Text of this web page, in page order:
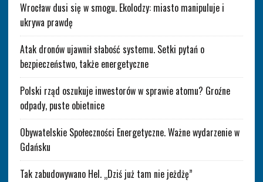
Wrocław dusi się w smogu. Ekolodzy: miasto manipuluje i
ukrywa prawdę
Atak dronów ujawnił słabość systemu. Setki pytań o
bezpieczeństwo, także energetyczne
Polski rząd oszukuje inwestorów w sprawie atomu? Groźne
odpady, puste obietnice
Obywatelskie Społeczności Energetyczne. Ważne wydarzenie w
Gdańsku
Tak zabudowywano Hel. „Dziś już tam nie jeżdżę”